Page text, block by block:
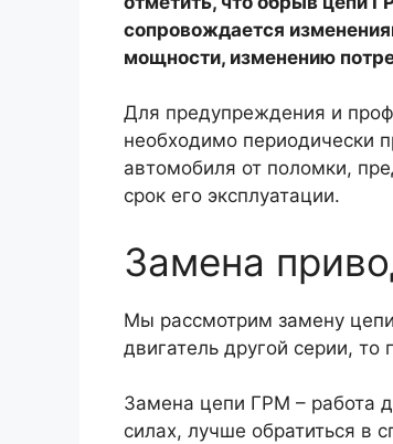
сопровождается
мощности, изменению
Для предупреждения и
необходимо периодически
автомобиля от поломки,
срок его эксплуатации.
Замена
Мы рассмотрим замену
двигатель другой серии,
Замена цепи ГРМ – работа
силах, лучше обратиться в